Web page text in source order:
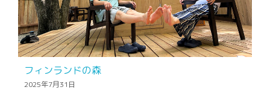
フィンランドの森
2025年7月31日